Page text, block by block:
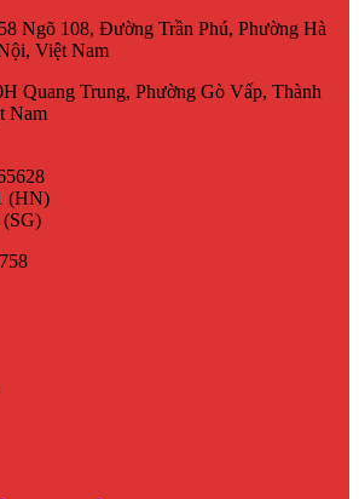
Ngõ 108, Đường Trần Phú, Phường Hà
Việt Nam
Quang Trung, Phường Gò Vấp, Thành
Nam
(HN)
(SG)